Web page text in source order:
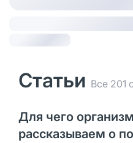
Статьи Все 201
Для чего
рассказываем о